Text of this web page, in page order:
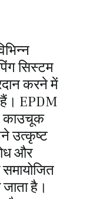
उद्धरण
सिस्टम
करने में
हैं। EPDM
काउचूक
उत्कृष्ट
और
है।